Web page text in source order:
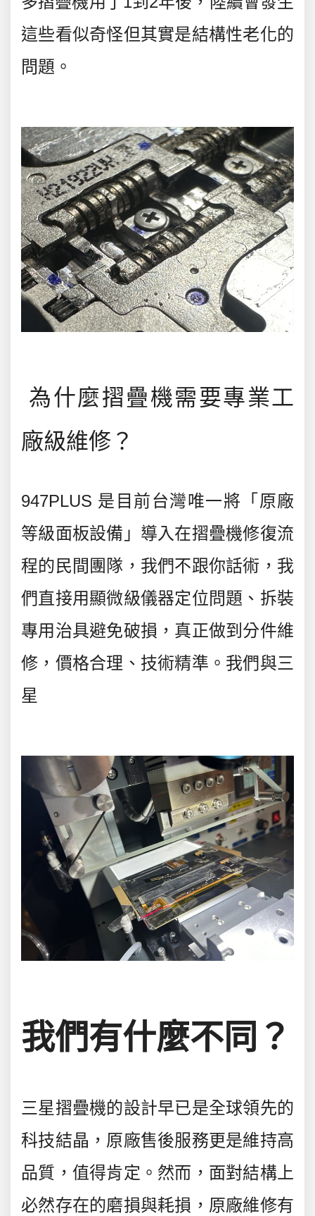
這些看似奇怪但其實是結構性老化的
問題。
為什麼摺疊機需要專業工
廠級維修？
947PLUS 是目前台灣唯一將「原廠
等級面板設備」導入在摺疊機修復流
程的民間團隊，我們不跟你話術，我
們直接用顯微級儀器定位問題、拆裝
專用治具避免破損，真正做到分件維
修，價格合理、技術精準。我們與三
星
我們有什麼不同？
三星摺疊機的設計早已是全球領先的
科技結晶，原廠售後服務更是維持高
品質，值得肯定。然而，面對結構上
必然存在的磨損與耗損，原廠維修有